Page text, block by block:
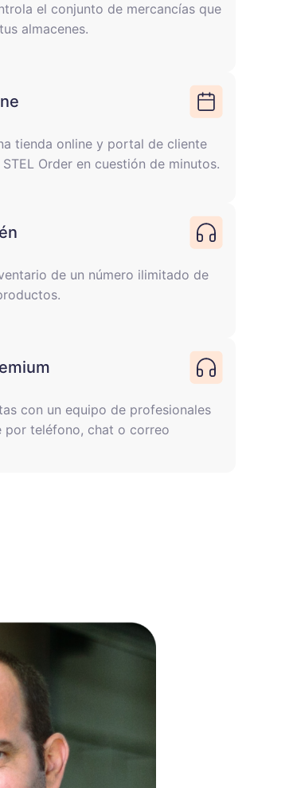
el conjunto de mercancías que
almacenes.
tienda online y portal de cliente
Order en cuestión de minutos.
de un número ilimitado de
con un equipo de profesionales
por teléfono, chat o correo